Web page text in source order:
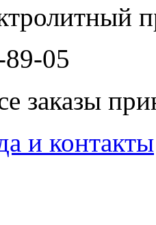
05
заказы
и контакты